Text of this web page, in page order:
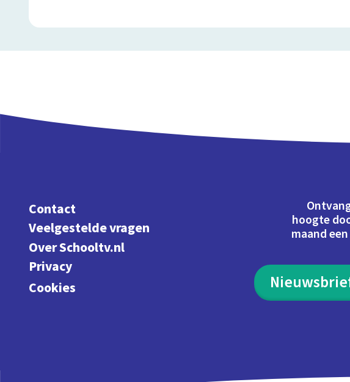
Contact
Veelgestelde vragen
Over Schooltv.nl
Privacy
Cookies
hoogte
maand